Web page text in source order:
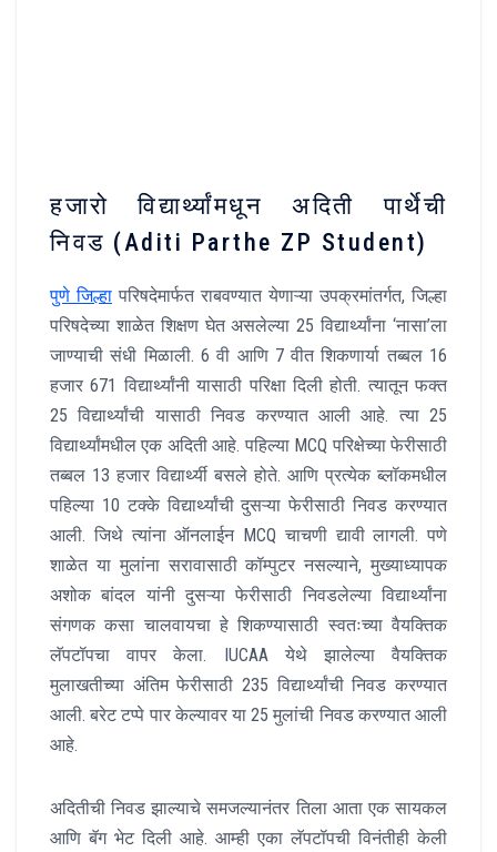
हजारो विद्यार्थ्यांमधून अदिती पार्थेची
निवड (Aditi Parthe ZP Student)
पुणे जिल्हा परिषदेमार्फत राबवण्यात येणाऱ्या उपक्रमांतर्गत, जिल्हा
परिषदेच्या शाळेत शिक्षण घेत असलेल्या 25 विद्यार्थ्यांना ‘नासा’ला
जाण्याची संधी मिळाली. 6 वी आणि 7 वीत शिकणार्या तब्बल 16
हजार 671 विद्यार्थ्यांनी यासाठी परिक्षा दिली होती. त्यातून फक्त
25 विद्यार्थ्यांची यासाठी निवड करण्यात आली आहे. त्या 25
विद्यार्थ्यांमधील एक अदिती आहे. पहिल्या MCQ परिक्षेच्या फेरीसाठी
तब्बल 13 हजार विद्यार्थ्यी बसले होते. आणि प्रत्येक ब्लॉकमधील
पहिल्या 10 टक्के विद्यार्थ्यांची दुसऱ्या फेरीसाठी निवड करण्यात
आली. जिथे त्यांना ऑनलाईन MCQ चाचणी द्यावी लागली. पणे
शाळेत या मुलांना सरावासाठी कॉम्पुटर नसल्याने, मुख्याध्यापक
अशोक बांदल यांनी दुसऱ्या फेरीसाठी निवडलेल्या विद्यार्थ्यांना
संगणक कसा चालवायचा हे शिकण्यासाठी स्वतःच्या वैयक्तिक
लॅपटॉपचा वापर केला. IUCAA येथे झालेल्या वैयक्तिक
मुलाखतीच्या अंतिम फेरीसाठी 235 विद्यार्थ्यांची निवड करण्यात
आली. बरेट टप्पे पार केल्यावर या 25 मुलांची निवड करण्यात आली
आहे.
अदितीची निवड झाल्याचे समजल्यानंतर तिला आता एक सायकल
आणि बॅग भेट दिली आहे. आम्ही एका लॅपटॉपची विनंतीही केली